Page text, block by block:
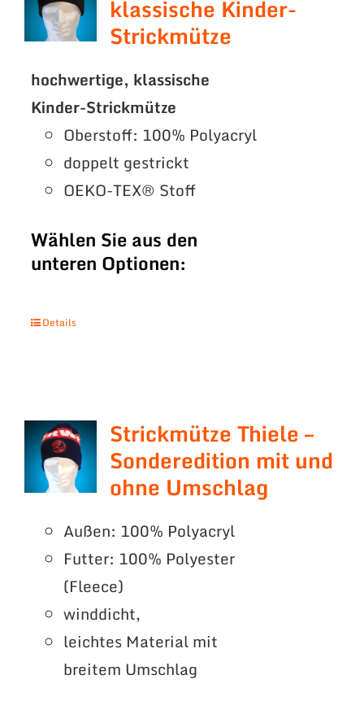
klassische Kinder-
Strickmütze
hochwertige, klassische
Kinder-Strickmütze
Oberstoff: 100% Polyacryl
doppelt gestrickt
OEKO-TEX® Stoff
Wählen Sie aus den
unteren Optionen:
Details
Strickmütze Thiele –
Sonderedition mit und
ohne Umschlag
Außen: 100% Polyacryl
Futter: 100% Polyester
(Fleece)
winddicht,
leichtes Material mit
breitem Umschlag